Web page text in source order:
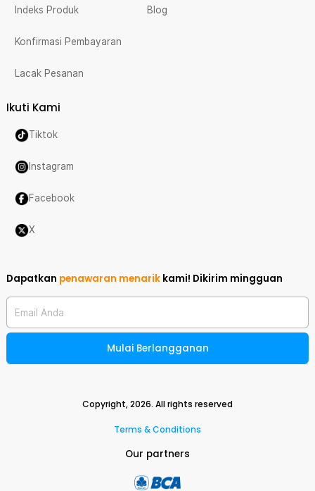
Indeks Produk
Konfirmasi Pembayaran
Lacak Pesanan
Blog
Ikuti Kami
Tiktok
Instagram
Facebook
X
Dapatkan penawaran menarik kami! Dikirim mingguan
Email Anda
Mulai Berlangganan
Copyright,2026. All rights reserved
Terms & Conditions
Our partners